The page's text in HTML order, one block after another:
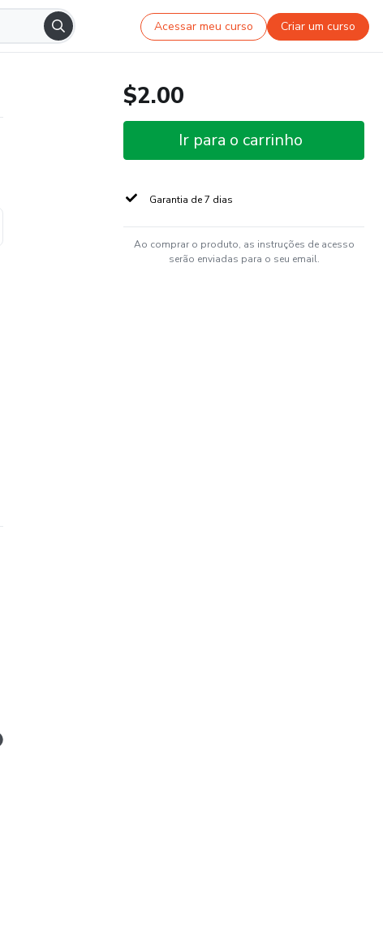
Acessar meu curso Criar um curso
$2.00
Ir para o carrinho
Garantia de 7 dias
Ao comprar o produto, as instruções de acesso
serão enviadas para o seu email.